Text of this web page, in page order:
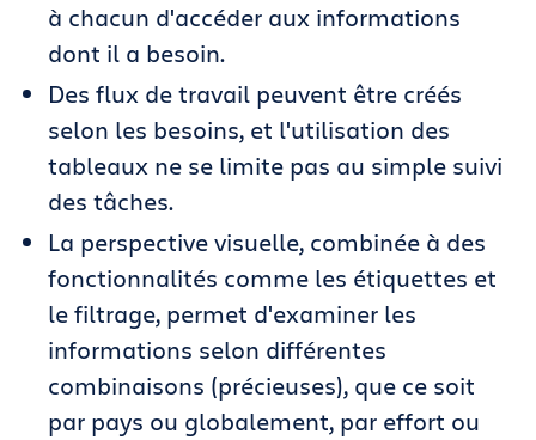
à chacun d'accéder aux informations
dont il a besoin.
Des flux de travail peuvent être créés
selon les besoins, et l'utilisation des
tableaux ne se limite pas au simple suivi
des tâches.
La perspective visuelle, combinée à des
fonctionnalités comme les étiquettes et
le filtrage, permet d'examiner les
informations selon différentes
combinaisons (précieuses), que ce soit
par pays ou globalement, par effort ou